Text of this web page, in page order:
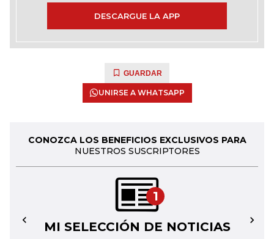
DESCARGUE LA APP
GUARDAR
UNIRSE A WHATSAPP
CONOZCA LOS BENEFICIOS EXCLUSIVOS PARA
NUESTROS SUSCRIPTORES
1
MI SELECCIÓN DE NOTICIAS
← →